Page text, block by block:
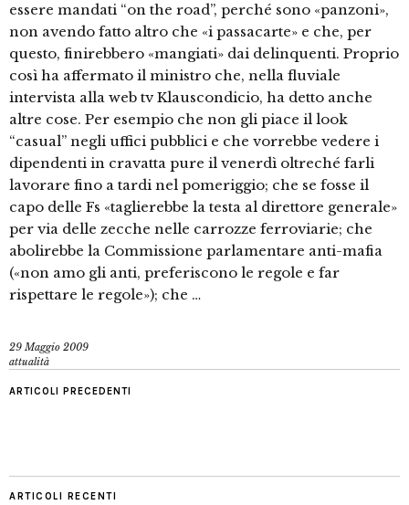
essere mandati “on the road”, perché sono «panzoni»,
non avendo fatto altro che «i passacarte» e che, per
questo, finirebbero «mangiati» dai delinquenti. Proprio
così ha affermato il ministro che, nella fluviale
intervista alla web tv Klauscondicio, ha detto anche
altre cose. Per esempio che non gli piace il look
“casual” negli uffici pubblici e che vorrebbe vedere i
dipendenti in cravatta pure il venerdì oltreché farli
lavorare fino a tardi nel pomeriggio; che se fosse il
capo delle Fs «taglierebbe la testa al direttore generale»
per via delle zecche nelle carrozze ferroviarie; che
abolirebbe la Commissione parlamentare anti-mafia
(«non amo gli anti, preferiscono le regole e far
rispettare le regole»); che …
29 Maggio 2009
attualità
ARTICOLI PRECEDENTI
ARTICOLI RECENTI